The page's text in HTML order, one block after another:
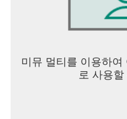
미뮤 멀티를 이용하여
로 사용